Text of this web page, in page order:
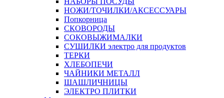
НОЖИ/ТОЧИЛКИ/АКСЕССУАРЫ
Попкорница
СКОВОРОДЫ
СОКОВЫЖИМАЛКИ
СУШИЛКИ электро для продуктов
ТЕРКИ
ХЛЕБОПЕЧИ
ЧАЙНИКИ МЕТАЛЛ
ШАШЛИЧНИЦЫ
ЭЛЕКТРО ПЛИТКИ